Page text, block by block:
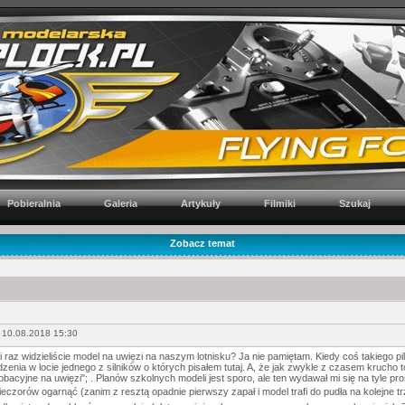
Pobieralnia Galeria Artykuły Filmiki Szukaj
Zobacz temat
15:30
raz widzieliście model na uwięzi na naszym lotnisku? Ja nie pamiętam. Kiedy coś takiego
w locie jednego z silników o których pisałem tutaj. A, że jak zwykle z czasem krucho
na uwięzi"; . Planów szkolnych modeli jest sporo, ale ten wydawał mi się na tyle
ogarnąć (zanim z resztą opadnie pierwszy zapał i model trafi do pudła na kolejne